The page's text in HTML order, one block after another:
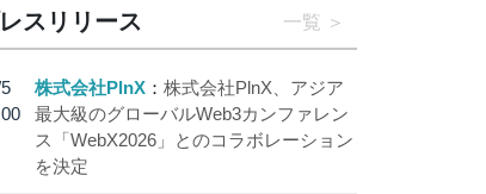
スリリース 一覧
株式会社PlnX
株式会社PlnX、アジア
最大級のグローバルWeb3カンファレン
ス「WebX2026」とのコラボレーション
を決定